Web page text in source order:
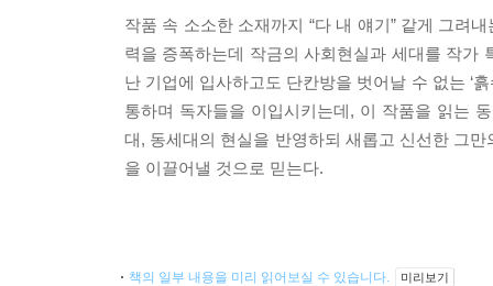
작품 속 소소한 소재까지 “다 내 얘기” 같게 그려
력을 증폭하는데 작금의 사회현실과 세대를 작가
난 기업에 입사하고도 단칸방을 벗어날 수 없는 ‘
통하며 독자들을 이입시키는데, 이 작품을 읽는
대, 동세대의 현실을 반영하되 새롭고 신선한 그
을 이끌어낼 것으로 믿는다.
책의 일부 내용을 미리 읽어보실 수 있습니다. 미리보기